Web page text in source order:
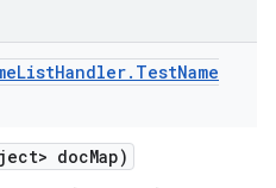
ListHandler. TestName
docMap)